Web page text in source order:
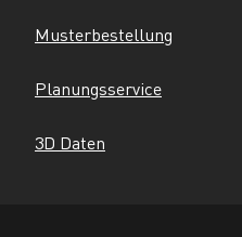
Musterbestellung
Planungsservice
3D Daten